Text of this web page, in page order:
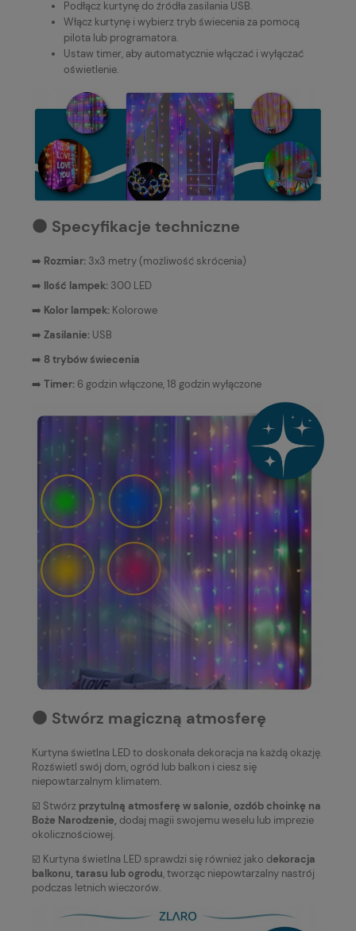
Podłącz kurtynę do źródła zasilania USB.
Włącz kurtynę i wybierz tryb świecenia za pomocą
pilota lub programatora.
Ustaw timer, aby automatycznie włączać i wyłączać
oświetlenie.
⚫️ Specyfikacje techniczne
➡️ Rozmiar: 3x3 metry (możliwość skrócenia)
➡️ Ilość lampek: 300 LED
➡️ Kolor lampek: Kolorowe
➡️ Zasilanie: USB
➡️ 8 trybów świecenia
➡️ Timer: 6 godzin włączone, 18 godzin wyłączone
⚫️ Stwórz magiczną atmosferę
Kurtyna świetlna LED to doskonała dekoracja na każdą okazję.
Rozświetl swój dom, ogród lub balkon i ciesz się
niepowtarzalnym klimatem.
☑️ Stwórz przytulną atmosferę w salonie, ozdób choinkę na
Boże Narodzenie, dodaj magii swojemu weselu lub imprezie
okolicznościowej.
☑️ Kurtyna świetlna LED sprawdzi się również jako dekoracja
balkonu, tarasu lub ogrodu, tworząc niepowtarzalny nastrój
podczas letnich wieczorów.